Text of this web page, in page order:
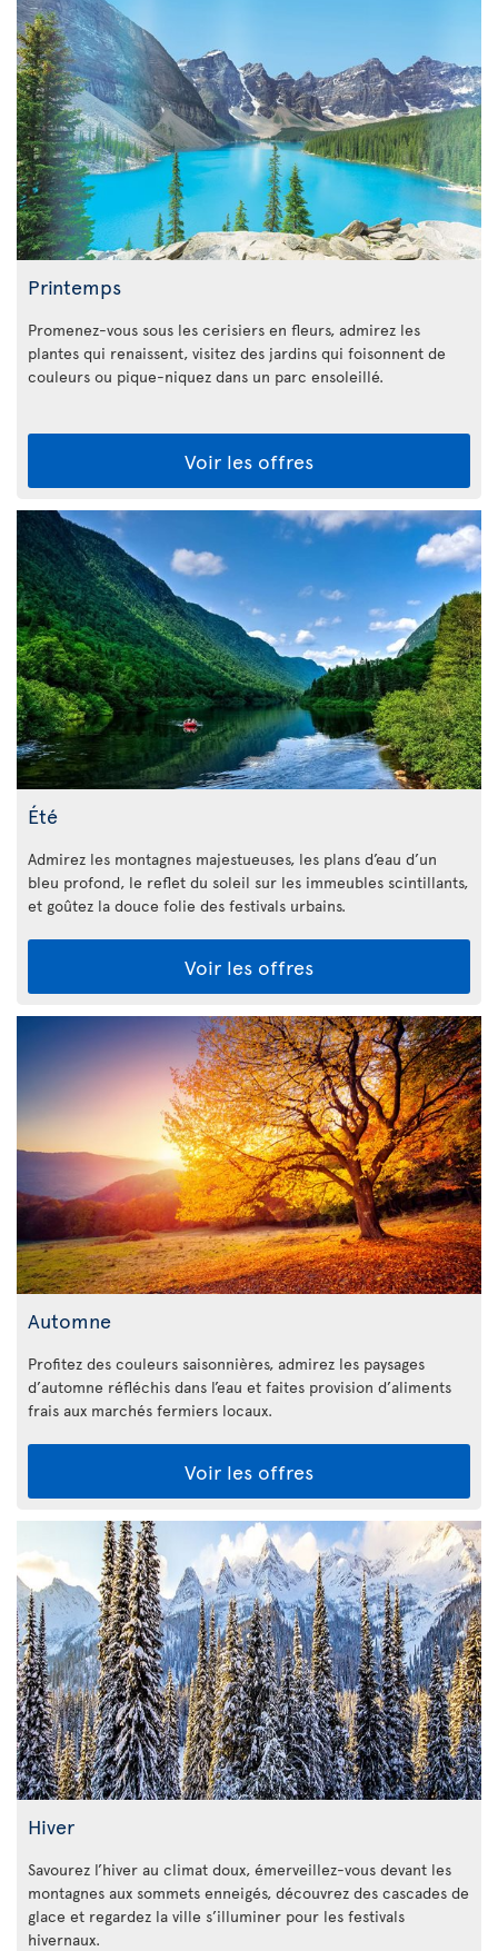
Printemps
Promenez-vous sous les cerisiers en fleurs, admirez les
plantes qui renaissent, visitez des jardins qui foisonnent de
couleurs ou pique-niquez dans un parc ensoleillé.
Voir les offres
Été
Admirez les montagnes majestueuses, les plans d’eau d’un
bleu profond, le reflet du soleil sur les immeubles scintillants,
et goûtez la douce folie des festivals urbains.
Voir les offres
Automne
Profitez des couleurs saisonnières, admirez les paysages
d’automne réfléchis dans l’eau et faites provision d’aliments
frais aux marchés fermiers locaux.
Voir les offres
Hiver
Savourez l’hiver au climat doux, émerveillez-vous devant les
montagnes aux sommets enneigés, découvrez des cascades de
glace et regardez la ville s’illuminer pour les festivals
hivernaux.